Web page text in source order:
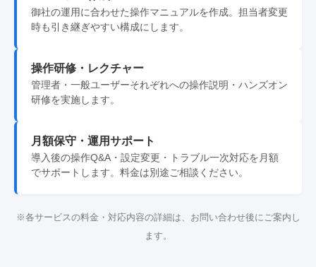
御社の運用に合わせた操作マニュアルを作成。担当者変更
時も引き継ぎやすい構成にします。
操作研修・レクチャー
管理者・一般ユーザーそれぞれへの操作説明・ハンズオン
研修を実施します。
月額保守・運用サポート
導入後の操作Q&A・設定変更・トラブル一次対応を月額
でサポートします。料金は別途ご相談ください。
※各サービスの料金・対応内容の詳細は、お問い合わせ後にご案内し
ます。